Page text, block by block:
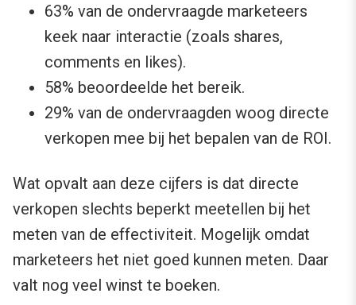
63% van de ondervraagde marketeers
keek naar interactie (zoals shares,
comments en likes).
58% beoordeelde het bereik.
29% van de ondervraagden woog directe
verkopen mee bij het bepalen van de ROI.
Wat opvalt aan deze cijfers is dat directe
verkopen slechts beperkt meetellen bij het
meten van de effectiviteit. Mogelijk omdat
marketeers het niet goed kunnen meten. Daar
valt nog veel winst te boeken.